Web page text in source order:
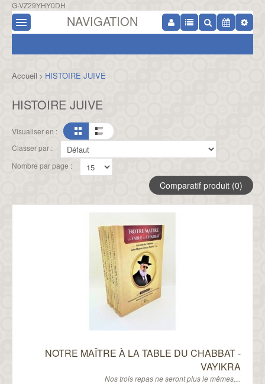
G-VZ29YHY0DH
NAVIGATION
Accueil > HISTOIRE JUIVE
HISTOIRE JUIVE
Visualiser en :
Classer par :
Nombre par page :
Comparatif produit (0)
NOTRE MAÎTRE À LA TABLE DU CHABBAT -
VAYIKRA
Nos trois repas ne seront plus le mêmes,...